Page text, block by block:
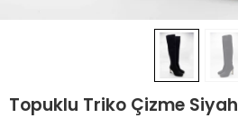
Topuklu Triko Çizme Siyah